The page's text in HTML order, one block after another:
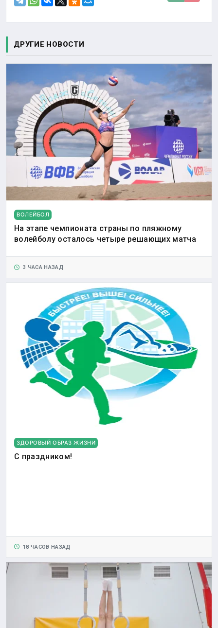
ДРУГИЕ НОВОСТИ
ВОЛЕЙБОЛ
На этапе чемпионата страны по пляжному
волейболу осталось четыре решающих матча
3 ЧАСА НАЗАД
ЗДОРОВЫЙ ОБРАЗ ЖИЗНИ
С праздником!
18 ЧАСОВ НАЗАД